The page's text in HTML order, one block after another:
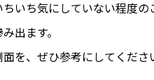
いち気にしていない程度
出ます。
を、ぜひ参考にしてくださ